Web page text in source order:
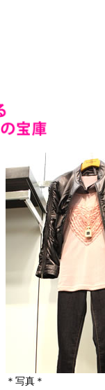
＊写真＊